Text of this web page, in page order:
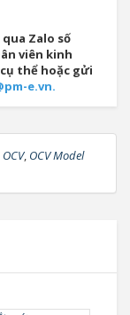
Zalo số
viên kinh
thể hoặc gửi
e.vn.
, OCV Model